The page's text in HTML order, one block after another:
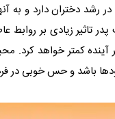
رشد دختران دارد و به
تاثیر زیادی بر روابط
آینده کمتر خواهد کرد.
باشد و حس خوبی در